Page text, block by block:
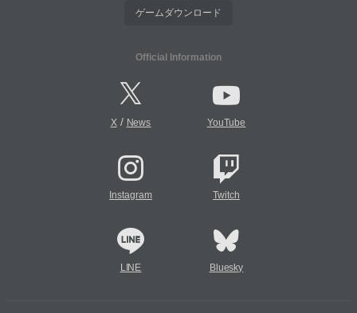
ゲームダウンロード
Official Information
X/ News YouTube
Instagram Twitch
LINE Bluesky